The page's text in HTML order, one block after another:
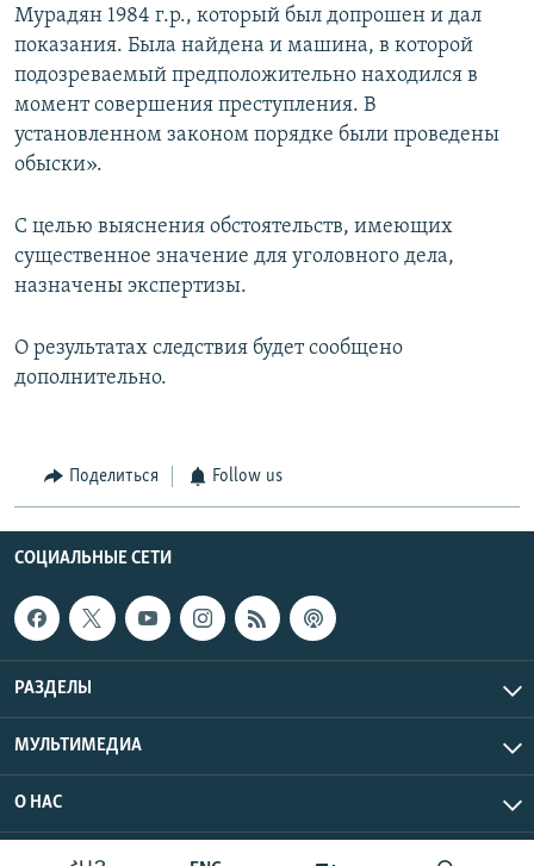
Мурадян 1984 г.р., который был допрошен и дал
показания. Была найдена и машина, в которой
подозреваемый предположительно находился в
момент совершения преступления. В
установленном законом порядке были проведены
обыски».
С целью выяснения обстоятельств, имеющих
существенное значение для уголовного дела,
назначены экспертизы.
О результатах следствия будет сообщено
дополнительно.
Поделиться Follow us
СОЦИАЛЬНЫЕ СЕТИ
РАЗДЕЛЫ
МУЛЬТИМЕДИА
О НАС